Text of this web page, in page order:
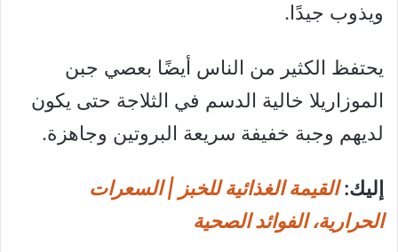
ويذوب جيدًا.
يحتفظ الكثير من الناس أيضًا بعصي جبن
الموزاريلا خالية الدسم في الثلاجة حتى يكون
لديهم وجبة خفيفة سريعة البروتين وجاهزة.
إليك: القيمة الغذائية للخبز | السعرات
الحرارية، الفوائد الصحية